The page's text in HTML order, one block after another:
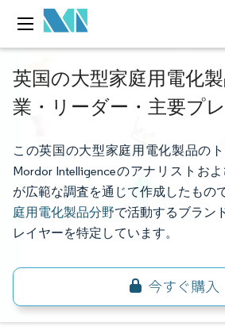
英国の大型家庭用電化
業・リーダー・主要プ
この英国の大型家庭用電化製品の
Mordor Intelligenceのアナリストお
が広範な調査を通じて作成したもの
庭用電化製品分野で活動するブラン
レイヤーを特定しています。